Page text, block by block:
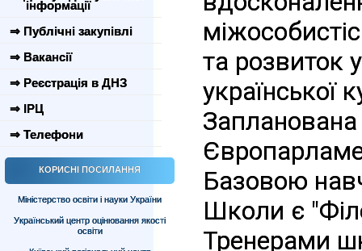
інформації
⇒ Публічні закупівлі
⇒ Вакансії
⇒ Реєстрація в ДНЗ
⇒ ІРЦ
⇒ Телефони
КОРИСНІ ПОСИЛАННЯ
Міністерство освіти і науки України
Український центр оцінювання якості
освіти
та розвиток
української
Запланована
Базовою
Школи є
Тренерами